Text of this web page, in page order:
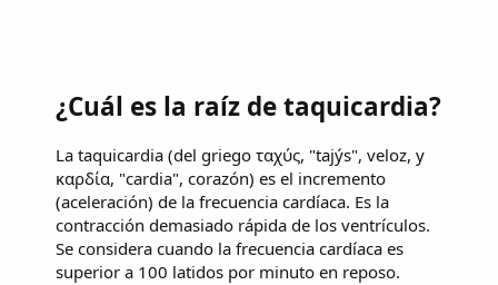
¿Cuál es la raíz de taquicardia?
La taquicardia (del griego ταχύς, "tajýs", veloz, y
καρδία, "cardia", corazón) es el incremento
(aceleración) de la frecuencia cardíaca. Es la
contracción demasiado rápida de los ventrículos.
Se considera cuando la frecuencia cardíaca es
superior a 100 latidos por minuto en reposo.